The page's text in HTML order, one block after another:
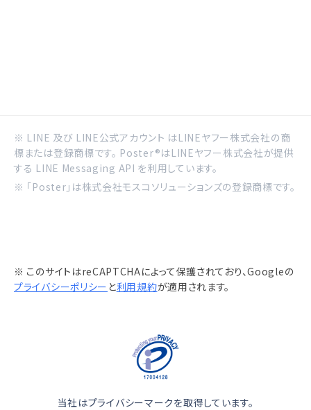
※ LINE 及び LINE公式アカウント はLINEヤフー株式会社の商
標または登録商標です。 Poster®はLINEヤフー株式会社が提供
する LINE Messaging API を利用しています。
※ 「Poster」は株式会社モスコソリューションズの登録商標です。
※ このサイトはreCAPTCHAによって保護されており、Googleの
プライバシーポリシー と利用規約が適用されます。
当社はプライバシーマークを取得しています。